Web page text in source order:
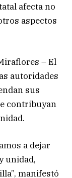
afecta no
aspectos
– El
autoridades
sus
contribuyan
a dejar
unidad,
manifestó